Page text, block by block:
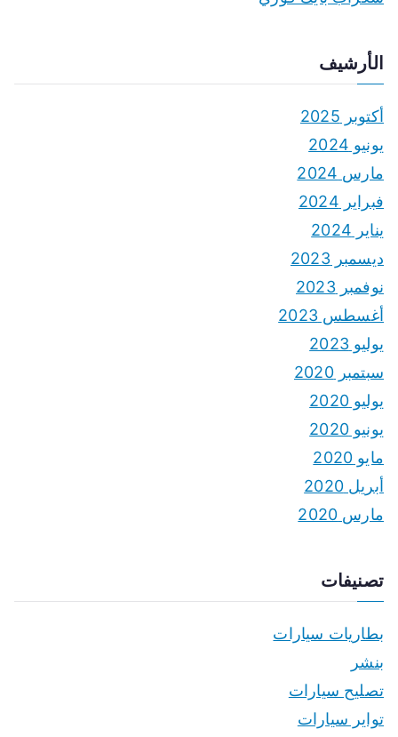
الأرشيف
أكتوبر 2025
يونيو 2024
مارس 2024
فبراير 2024
يناير 2024
ديسمبر 2023
نوفمبر 2023
أغسطس 2023
يوليو 2023
سبتمبر 2020
يوليو 2020
يونيو 2020
مايو 2020
أبريل 2020
مارس 2020
تصنيفات
بطاريات سيارات
بنشر
تصليح سيارات
تواير سيارات